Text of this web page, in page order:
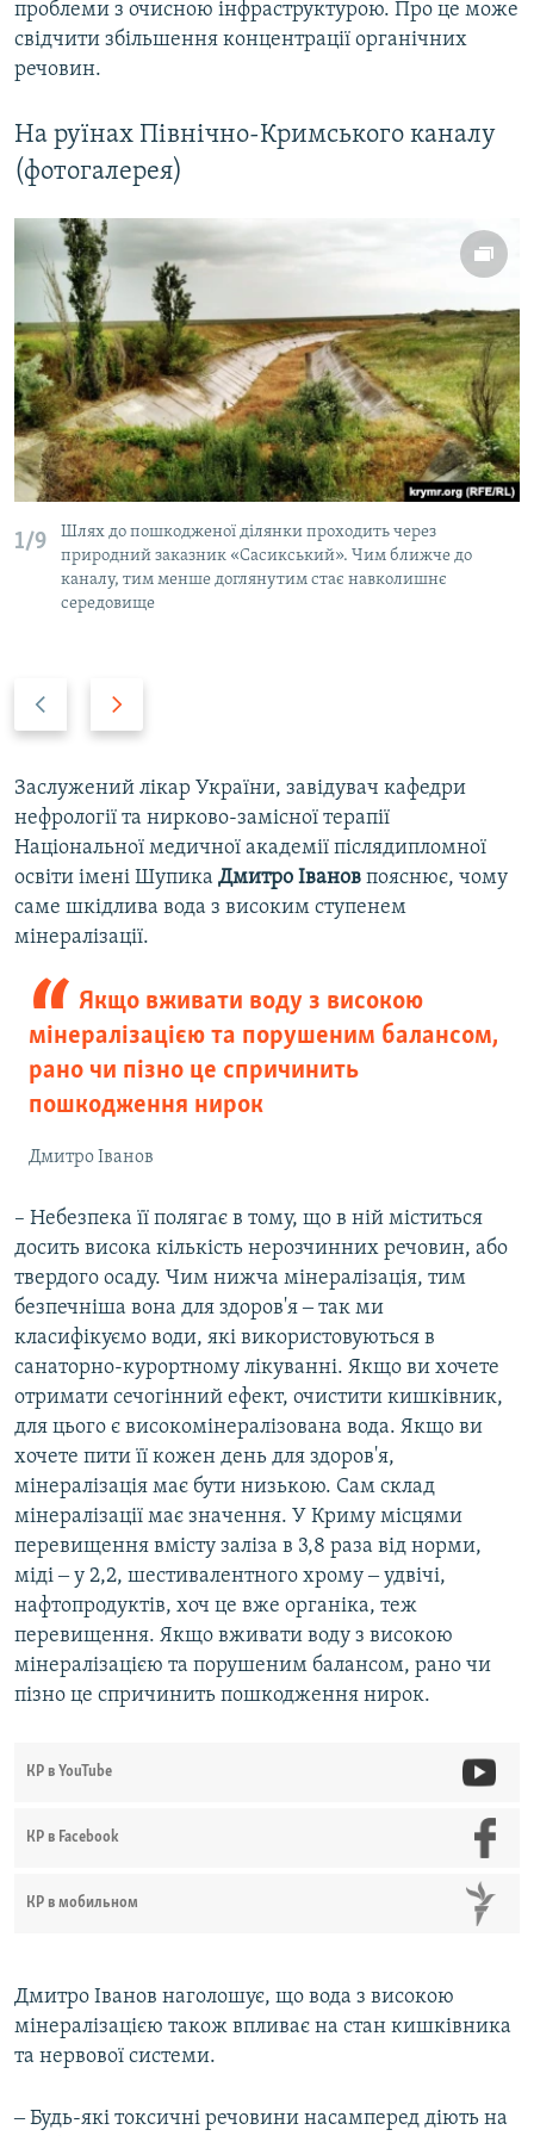
проблеми з очисною інфраструктурою. Про це може
свідчити збільшення концентрації органічних
речовин.
На руїнах Північно-Кримського каналу
(фотогалерея)
1/9
Шлях до пошкодженої ділянки проходить через
природний заказник «Сасикський». Чим ближче до
каналу, тим менше доглянутим стає навколишнє
середовище
v
i
o
u
s
s
t
s
l
i
d
e
Заслужений лікар України, завідувач кафедри
нефрології та нирково-замісної терапії
Національної медичної академії післядипломної
освіти імені Шупика Дмитро Іванов пояснює, чому
саме шкідлива вода з високим ступенем
мінералізації.
Якщо вживати воду з високою
мінералізацією та порушеним балансом,
рано чи пізно це спричинить
пошкодження нирок
Дмитро Іванов
– Небезпека її полягає в тому, що в ній міститься
досить висока кількість нерозчинних речовин, або
твердого осаду. Чим нижча мінералізація, тим
безпечніша вона для здоров'я ‒ так ми
класифікуємо води, які використовуються в
санаторно-курортному лікуванні. Якщо ви хочете
отримати сечогінний ефект, очистити кишківник,
для цього є високомінералізована вода. Якщо ви
хочете пити її кожен день для здоров'я,
мінералізація має бути низькою. Сам склад
мінералізації має значення. У Криму місцями
перевищення вмісту заліза в 3,8 раза від норми,
міді ‒ у 2,2, шестивалентного хрому ‒ удвічі,
нафтопродуктів, хоч це вже органіка, теж
перевищення. Якщо вживати воду з високою
мінералізацією та порушеним балансом, рано чи
пізно це спричинить пошкодження нирок.
КР в YouTube
КР в Facebook
КР в мобильном
Дмитро Іванов наголошує, що вода з високою
мінералізацією також впливає на стан кишківника
та нервової системи.
‒ Будь-які токсичні речовини насамперед діють на